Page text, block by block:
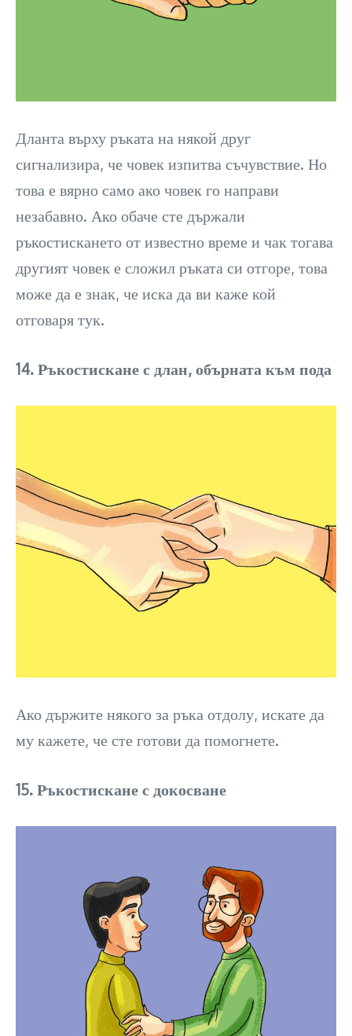
Дланта върху ръката на някой друг
сигнализира, че човек изпитва съчувствие. Но
това е вярно само ако човек го направи
незабавно. Ако обаче сте държали
ръкостискането от известно време и чак тогава
другият човек е сложил ръката си отгоре, това
може да е знак, че иска да ви каже кой
отговаря тук.
14. Ръкостискане с длан, обърната към пода
Ако държите някого за ръка отдолу, искате да
му кажете, че сте готови да помогнете.
15. Ръкостискане с докосване